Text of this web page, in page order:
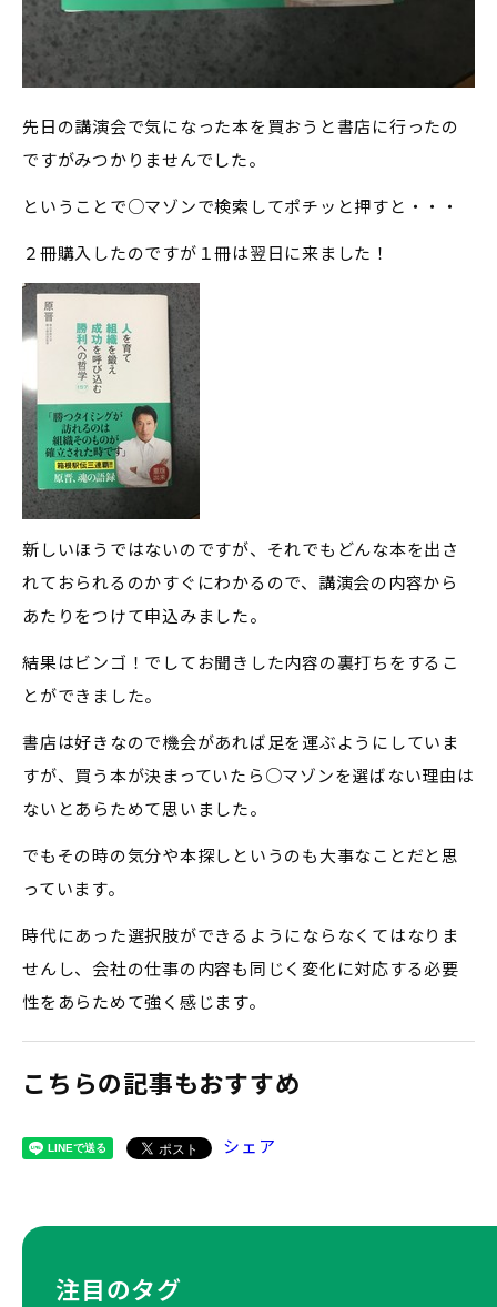
先日の講演会で気になった本を買おうと書店に行ったの
ですがみつかりませんでした。
ということで○マゾンで検索してポチッと押すと・・・
２冊購入したのですが１冊は翌日に来ました！
新しいほうではないのですが、それでもどんな本を出さ
れておられるのかすぐにわかるので、講演会の内容から
あたりをつけて申込みました。
結果はビンゴ！でしてお聞きした内容の裏打ちをするこ
とができました。
書店は好きなので機会があれば足を運ぶようにしていま
すが、買う本が決まっていたら○マゾンを選ばない理由は
ないとあらためて思いました。
でもその時の気分や本探しというのも大事なことだと思
っています。
時代にあった選択肢ができるようにならなくてはなりま
せんし、会社の仕事の内容も同じく変化に対応する必要
性をあらためて強く感じます。
こちらの記事もおすすめ
シェア
注目のタグ